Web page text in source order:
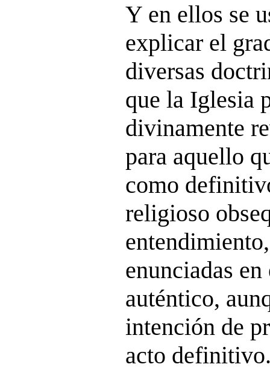
Y en ellos se
explicar el
diversas
que la Iglesia
divinamente
para aquello
como
religioso
enunciadas
auténtico,
intención de
acto